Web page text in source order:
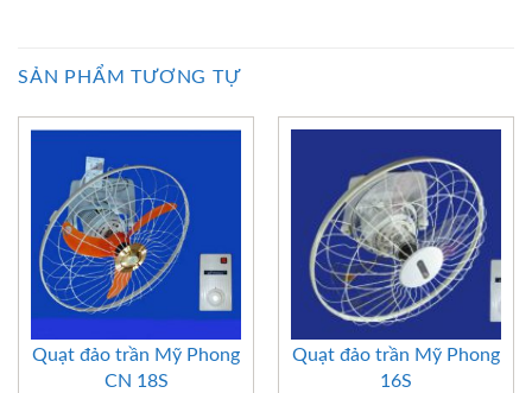
SẢN PHẨM TƯƠNG TỰ
Quạt đảo trần Mỹ Phong
CN 18S
Quạt đảo trần Mỹ Phong
16S